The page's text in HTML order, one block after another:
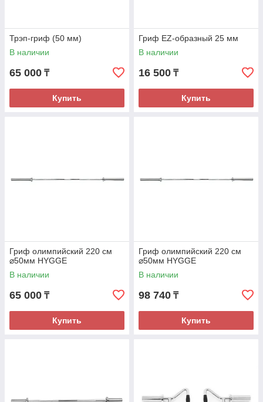
Трэп-гриф (50 мм)
В наличии
65 000 ₸
Купить
Гриф EZ-образный 25 мм
В наличии
16 500 ₸
Купить
Гриф олимпийский 220 см
⌀50мм HYGGE
В наличии
65 000 ₸
Купить
Гриф олимпийский 220 см
⌀50мм HYGGE
В наличии
98 740 ₸
Купить